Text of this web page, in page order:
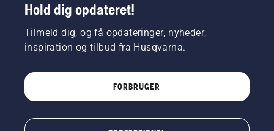
Hold dig opdateret!
Tilmeld dig, og få opdateringer, nyheder,
inspiration og tilbud fra Husqvarna.
FORBRUGER